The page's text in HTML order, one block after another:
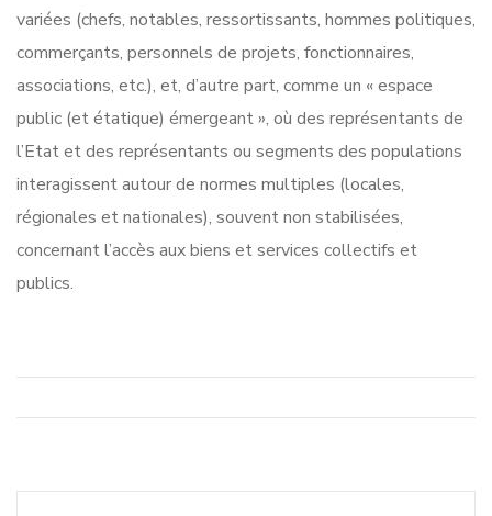
variées (chefs, notables, ressortissants, hommes politiques,
commerçants, personnels de projets, fonctionnaires,
associations, etc.), et, d’autre part, comme un « espace
public (et étatique) émergeant », où des représentants de
l’Etat et des représentants ou segments des populations
interagissent autour de normes multiples (locales,
régionales et nationales), souvent non stabilisées,
concernant l’accès aux biens et services collectifs et
publics.